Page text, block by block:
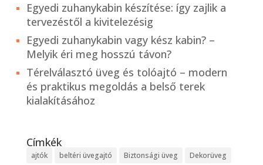
Egyedi zuhanykabin készítése: így zajlik a
tervezéstől a kivitelezésig
Egyedi zuhanykabin vagy kész kabin? –
Melyik éri meg hosszú távon?
Térelválasztó üveg és tolóajtó – modern
és praktikus megoldás a belső terek
kialakításához
Címkék
ajtók beltéri üvegajtó Biztonsági üveg
Dekorüveg